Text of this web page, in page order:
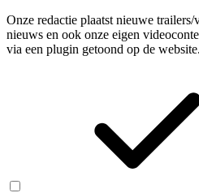
Onze redactie plaatst nieuwe trailers/
nieuws en ook onze eigen
via een plugin getoond op de website.